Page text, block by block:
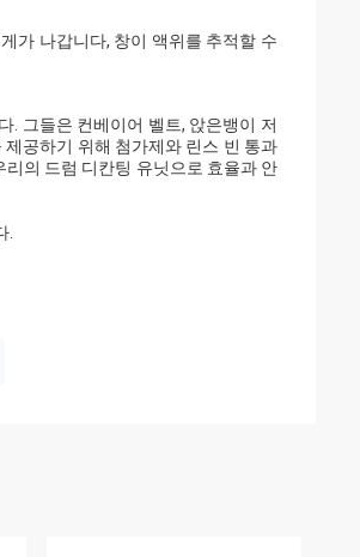
가 나갑니다, 창이 액위를 추적할 수
. 그들은 컨베이어 벨트, 앉은뱅이 저
공하기 위해 첨가제와 린스 빈 통과
의 드럼 디칸팅 유닛으로 효율과 안
.